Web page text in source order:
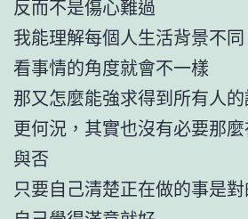
反而不是傷心難過
我能理解每個人生活背景不同
看事情的角度就會不一樣
那又怎麼能強求得到所有人
更何況，其實也沒有必要那
與否
只要自己清楚正在做的事是